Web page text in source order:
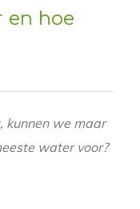
en hoe
kunnen we maar
water voor?